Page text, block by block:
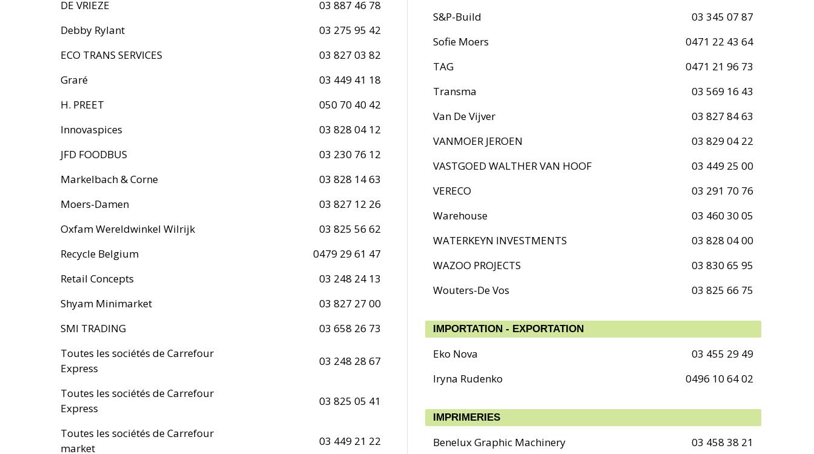
DE VRIEZE
03 887 46 78
Debby Rylant
03 275 95 42
ECO TRANS SERVICES
03 827 03 82
Graré
03 449 41 18
H. PREET
050 70 40 42
Innovaspices
03 828 04 12
JFD FOODBUS
03 230 76 12
Markelbach & Corne
03 828 14 63
Moers-Damen
03 827 12 26
Oxfam Wereldwinkel Wilrijk
03 825 56 62
Recycle Belgium
0479 29 61 47
Retail Concepts
03 248 24 13
Shyam Minimarket
03 827 27 00
SMI TRADING
03 658 26 73
Toutes les sociétés de Carrefour
Express
03 248 28 67
Toutes les sociétés de Carrefour
Express
03 825 05 41
Toutes les sociétés de Carrefour
market
03 449 21 22
S&P-Build
03 345 07 87
Sofie Moers
0471 22 43 64
TAG
0471 21 96 73
Transma
03 569 16 43
Van De Vijver
03 827 84 63
VANMOER JEROEN
03 829 04 22
VASTGOED WALTHER VAN HOOF
03 449 25 00
VERECO
03 291 70 76
Warehouse
03 460 30 05
WATERKEYN INVESTMENTS
03 828 04 00
WAZOO PROJECTS
03 830 65 95
Wouters-De Vos
03 825 66 75
IMPORTATION - EXPORTATION
Eko Nova
03 455 29 49
Iryna Rudenko
0496 10 64 02
IMPRIMERIES
Benelux Graphic Machinery 03 458 38 21